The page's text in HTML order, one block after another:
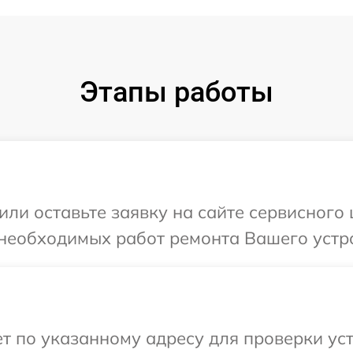
Этапы работы
оставьте заявку на сайте
работ ремонта Вашего
указанному адресу для проверки